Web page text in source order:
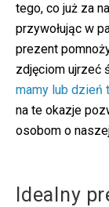
tego, co już za
przywołując w
prezent
zdjęciom ujrzeć
mamy lub dzień
na te okazje
osobom o
Idealny